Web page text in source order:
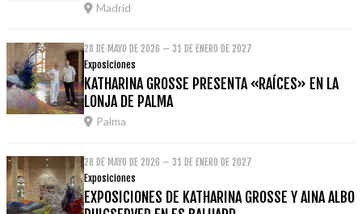
Madrid
28 DE MAYO DE 2026 – 31 DE ENERO DE 2027
Exposiciones
KATHARINA GROSSE PRESENTA «RAÍCES» EN LA
LONJA DE PALMA
Palma
28 DE MAYO DE 2026 – 31 DE ENERO DE 2027
Exposiciones
EXPOSICIONES DE KATHARINA GROSSE Y AINA ALBO